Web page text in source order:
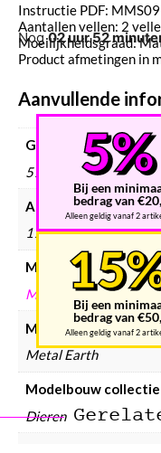
Instructie PDF:
Aantallen vellen: 2
Moeilijkheidsgraad:
Product afmetingen in
Aanvullende
Gewicht
51 g
Afmetingen
170 × 120 × 2 mm
Merken
METAL EARTH
Modelbouw merken
Metal Earth
Modelbouw collectie
Dieren
Nog02 uur 52
Bij een
bedrag van
Alleen geldig vanaf 2
Bij een
bedrag van
Alleen geldig vanaf 2